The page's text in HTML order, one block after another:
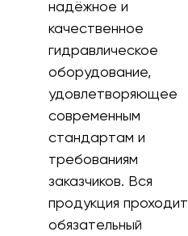
надёжное и
качественное
гидравлическое
оборудование,
удовлетворяющее
современным
стандартам и
требованиям
заказчиков. Вся
продукция проходит
обязательный